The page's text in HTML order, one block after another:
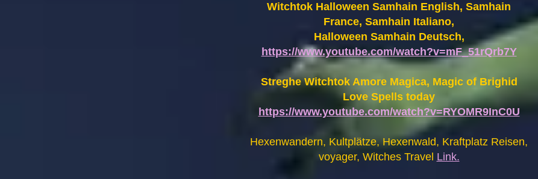
Witchtok Halloween Samhain English, Samhain
France, Samhain Italiano,
Halloween Samhain Deutsch,
https://www.youtube.com/watch?v=mF_51rQrb7Y
Streghe Witchtok Amore Magica, Magic of Brighid
Love Spells today
https://www.youtube.com/watch?v=RYOMR9InC0U
Hexenwandern, Kultplätze, Hexenwald, Kraftplatz Reisen,
voyager, Witches Travel Link.